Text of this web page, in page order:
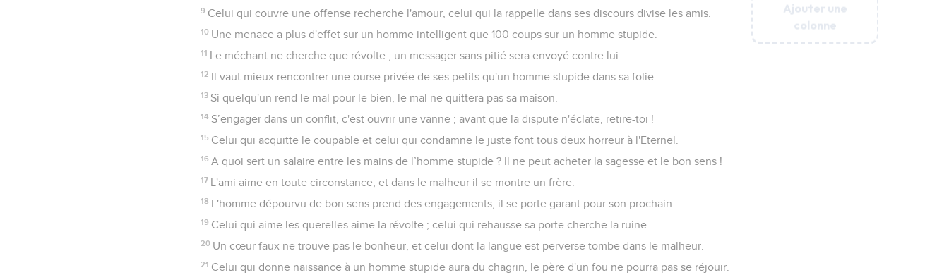
Ajouter une
colonne
Ajouter une
colonne
9 Celui qui couvre une offense recherche l'amour, celui qui la rappelle dans ses discours divise les amis.
10 Une menace a plus d'effet sur un homme intelligent que 100 coups sur un homme stupide.
11 Le méchant ne cherche que révolte ; un messager sans pitié sera envoyé contre lui.
12 Il vaut mieux rencontrer une ourse privée de ses petits qu'un homme stupide dans sa folie.
13 Si quelqu'un rend le mal pour le bien, le mal ne quittera pas sa maison.
14 S’engager dans un conflit, c'est ouvrir une vanne ; avant que la dispute n'éclate, retire-toi !
15 Celui qui acquitte le coupable et celui qui condamne le juste font tous deux horreur à l'Eternel.
16 A quoi sert un salaire entre les mains de l’homme stupide ? Il ne peut acheter la sagesse et le bon sens !
17 L'ami aime en toute circonstance, et dans le malheur il se montre un frère.
18 L'homme dépourvu de bon sens prend des engagements, il se porte garant pour son prochain.
19 Celui qui aime les querelles aime la révolte ; celui qui rehausse sa porte cherche la ruine.
20 Un cœur faux ne trouve pas le bonheur, et celui dont la langue est perverse tombe dans le malheur.
21 Celui qui donne naissance à un homme stupide aura du chagrin, le père d'un fou ne pourra pas se réjouir.
Ajouter une
colonne
Ajouter une
colonne
Ajouter une
colonne
Ajouter une
colonne
Ajouter une
colonne